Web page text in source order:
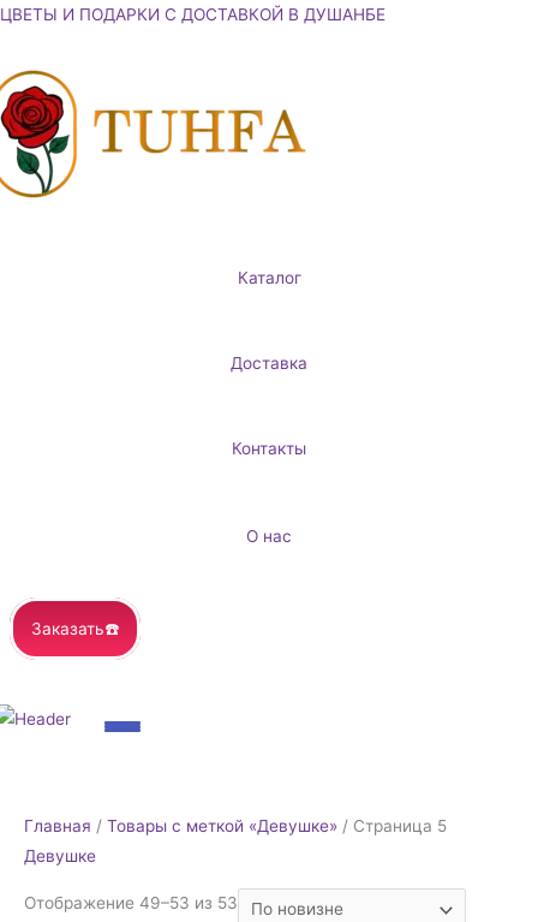
Перейти
содержимому
ЦВЕТЫ И ПОДАРКИ С ДОСТАВКОЙ В ДУШАНБЕ
Каталог
Доставка
Контакты
О нас
Заказать☎️
Главная / Товары с меткой «Девушке» / Страница 5
Девушке
Отображение 49–53 из 53
Сортировка:
недавние